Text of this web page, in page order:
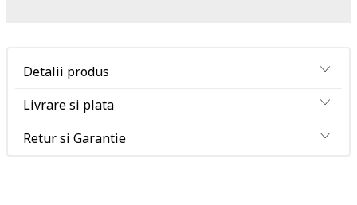
Detalii produs
Livrare si plata
Retur si Garantie